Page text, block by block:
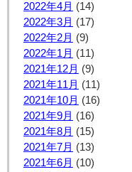
2022年4月 (14)
2022年3月 (17)
2022年2月 (9)
2022年1月 (11)
2021年12月 (9)
2021年11月 (11)
2021年10月 (16)
2021年9月 (16)
2021年8月 (15)
2021年7月 (13)
2021年6月 (10)